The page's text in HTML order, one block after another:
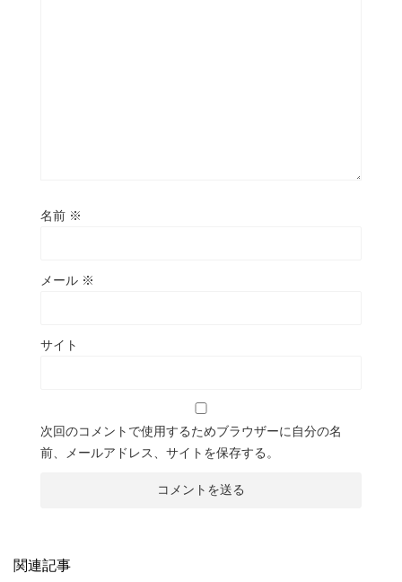
名前 ※
メール ※
サイト
次回のコメントで使用するためブラウザーに自分の名
前、メールアドレス、サイトを保存する。
関連記事